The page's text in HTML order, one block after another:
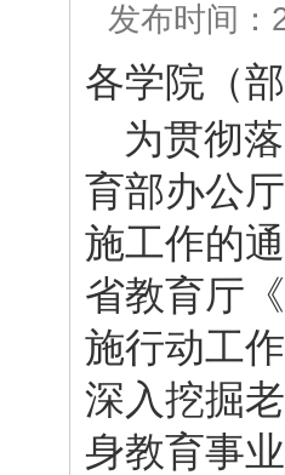
发布时间：
各学院（
为贯彻
育部办公
施工作的
省教育厅
施行动工
深入挖掘
身教育事